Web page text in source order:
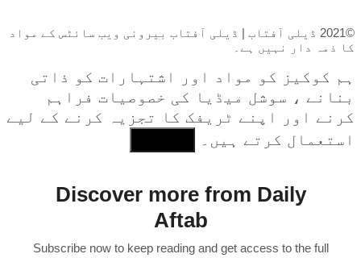
©2021 ڈیلی آفتاب | ڈیلی آفتاب بیرونی ویب سائٹس کے مواد
کا ذمہ دار نہیں ہے۔
ہم کوکیز کو مواد اور اشتہارات کو ذاتی
بنانے ، سوشل میڈیا کی خصوصیات فراہم
کرنے اور اپنے ٹریفک کا تجزیہ کرنے کے لیے
استعمال کرتے ہیں۔
Discover more from Daily
Aftab
Subscribe now to keep reading and get access to the full